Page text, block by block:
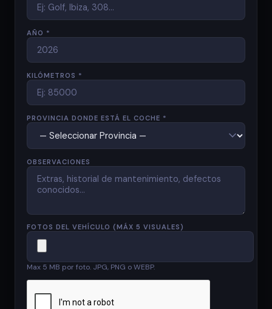
AÑO *
KILÓMETROS *
PROVINCIA DONDE ESTÁ EL COCHE *
OBSERVACIONES
FOTOS DEL VEHÍCULO (MÁX 5 VISUALES)
Max 5 MB por foto. JPG, PNG o WEBP.